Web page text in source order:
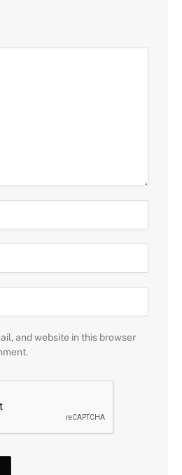
and website in this browser